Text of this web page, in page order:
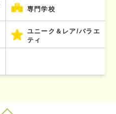
専門学校
ユニーク＆レア/バラエ
ティ